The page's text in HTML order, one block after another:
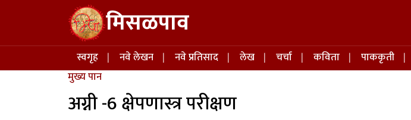
Skip to main content मिसळपाव
Main navigation
स्वगृह नवे लेखन नवे प्रतिसाद लेख चर्चा कविता पाककृती
मुख्य पान
अग्नी -6 क्षेपणास्त्र परीक्षण